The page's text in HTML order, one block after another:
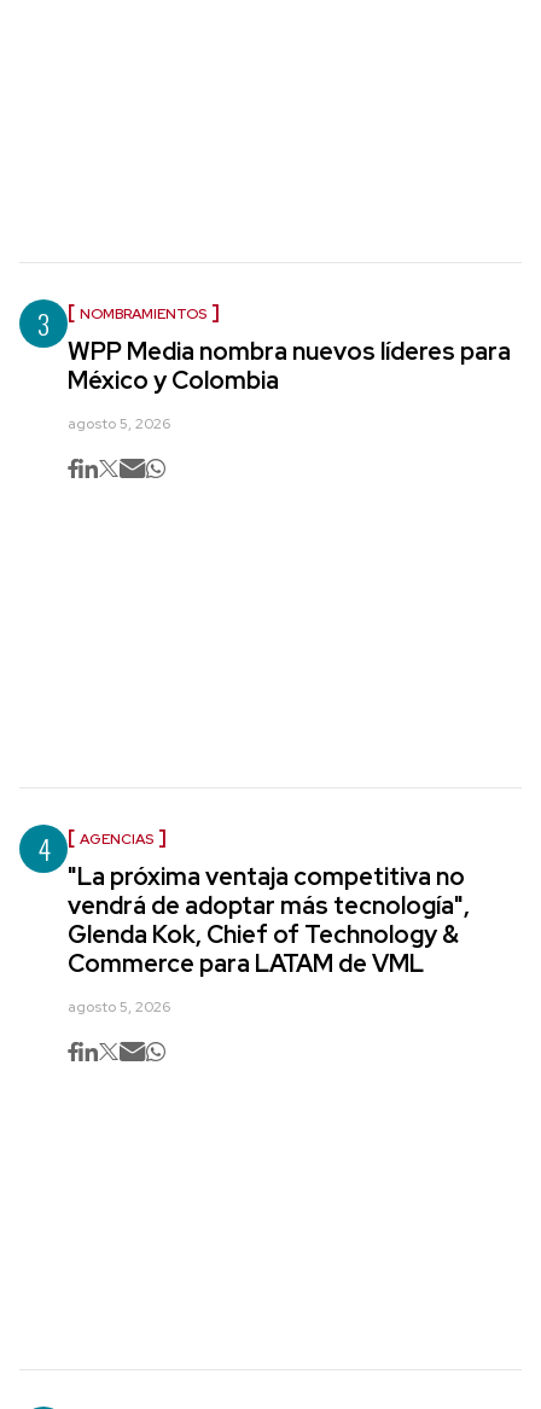
3 NOMBRAMIENTOS
WPP Media nombra nuevos líderes para
México y Colombia
agosto 5, 2026
4 AGENCIAS
"La próxima ventaja competitiva no
vendrá de adoptar más tecnología",
Glenda Kok, Chief of Technology &
Commerce para LATAM de VML
agosto 5, 2026